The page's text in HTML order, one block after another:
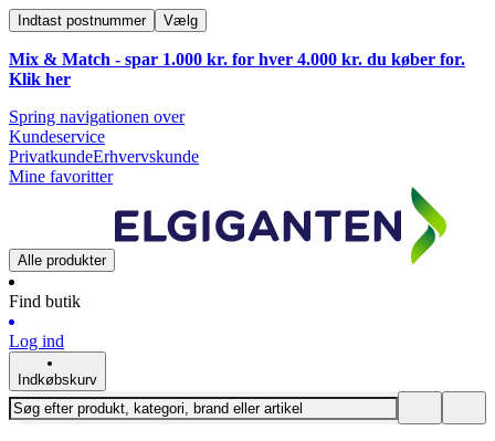
Indtast postnummer Vælg
Mix & Match - spar 1.000 kr. for hver 4.000 kr. du køber for.
Klik her
Spring navigationen over
Kundeservice
PrivatkundeErhvervskunde
Mine favoritter
Alle produkter
Find butik
Log ind
Indkøbskurv